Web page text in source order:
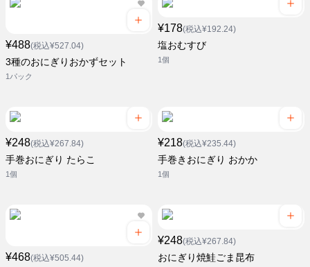
¥488(税込¥527.04)
3種のおにぎりおかずセット
1パック
¥178(税込¥192.24)
塩おむすび
1個
¥248(税込¥267.84)
手巻おにぎり たらこ
1個
¥218(税込¥235.44)
手巻きおにぎり おかか
1個
¥468(税込¥505.44)
¥248(税込¥267.84)
おにぎり焼鮭ごま昆布